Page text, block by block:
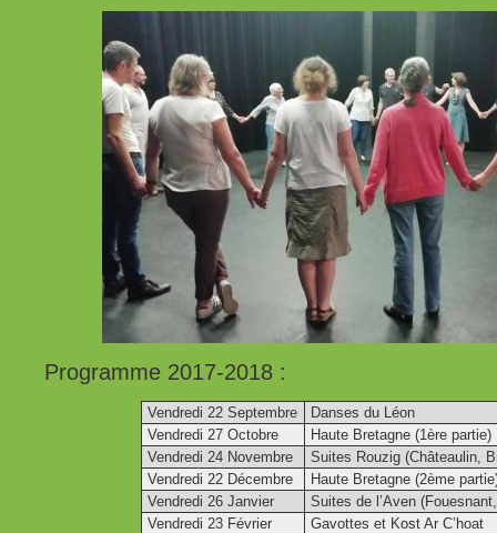
Programme 2017-2018 :
Vendredi 22 Septembre
Danses du Léon
Vendredi 27 Octobre
Haute Bretagne (1ère partie)
Vendredi 24 Novembre
Suites Rouzig (Châteaulin,
Vendredi 22 Décembre
Haute Bretagne (2ème
Vendredi 26 Janvier
Suites de l’Aven
Vendredi 23 Février
Gavottes et Kost Ar C’hoat